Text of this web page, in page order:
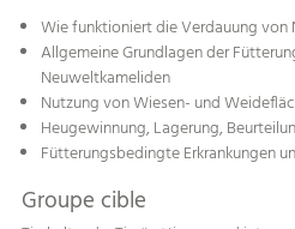
Wie funktioniert die Verdauung von
Allgemeine Grundlagen der
Neuweltkameliden
Nutzung von Wiesen- und
Heugewinnung, Lagerung,
Fütterungsbedingte Erkrankungen
Groupe cible